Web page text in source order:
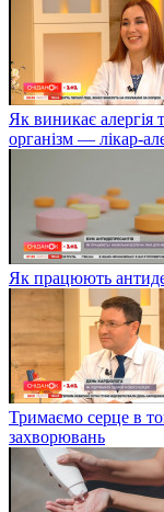
Як виникає алергія
організм — лікар-
Як працюють
Тримаємо серце в
захворювань